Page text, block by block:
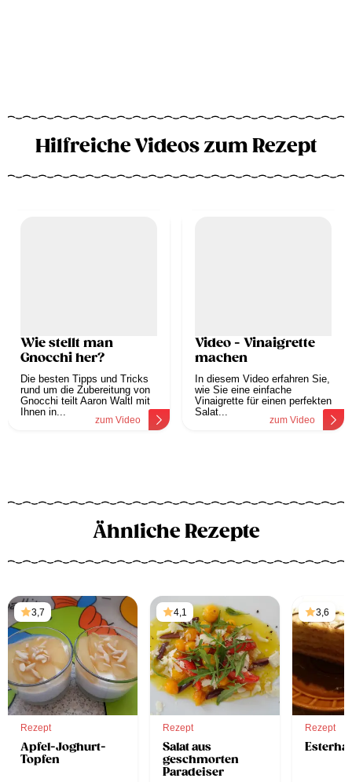
Hilfreiche Videos zum Rezept
Wie stellt man
Gnocchi her?
Die besten Tipps und Tricks
rund um die Zubereitung von
Gnocchi teilt Aaron Waltl mit
Ihnen in...
zum Video
Video - Vinaigrette
machen
In diesem Video erfahren Sie,
wie Sie eine einfache
Vinaigrette für einen perfekten
Salat...
zum Video
Ähnliche Rezepte
3,7
Rezept
Apfel-Joghurt-
Topfen
4,1
Rezept
Salat aus
geschmorten
Paradeiser
3,6
Rezept